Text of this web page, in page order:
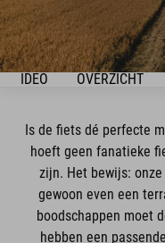
VIDEO OVERZICHT
Is de fiets dé perfecte
hoeft geen fanatieke
zijn. Het bewijs:
gewoon even een
boodschappen moet
hebben een